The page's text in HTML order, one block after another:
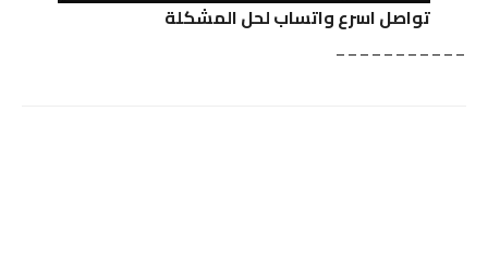
تواصل اسرع واتساب لحل المشكلة
___________